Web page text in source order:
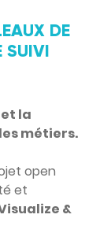
DE
SUIVI
la
métiers.
open
et
&